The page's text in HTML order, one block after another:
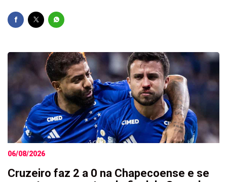
06/08/2026
Cruzeiro faz 2 a 0 na Chapecoense e se